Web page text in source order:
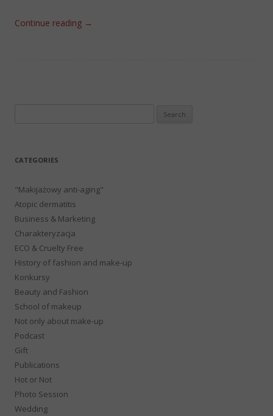
Continue reading →
CATEGORIES
"Makijażowy anti-aging"
Atopic dermatitis
Business & Marketing
Charakteryzacja
ECO & Cruelty Free
History of fashion and make-up
Konkursy
Beauty and Fashion
School of makeup
Not only about make-up
Podcast
Gift
Publications
Hot or Not
Photo Session
Wedding